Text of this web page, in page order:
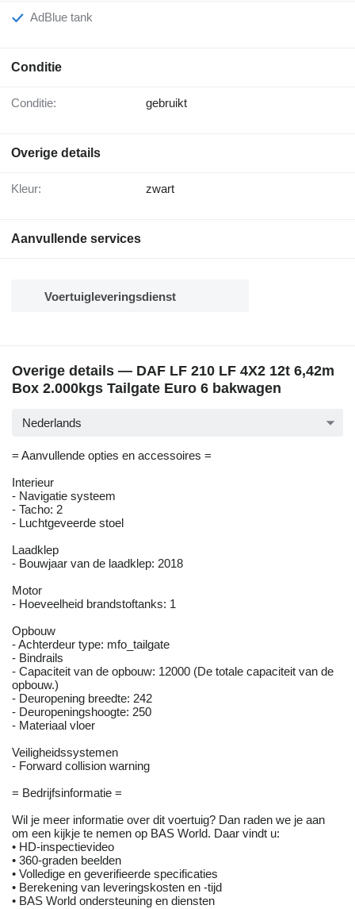
AdBlue tank
Conditie
Conditie: gebruikt
Overige details
Kleur: zwart
Aanvullende services
Voertuigleveringsdienst
Overige details — DAF LF 210 LF 4X2 12t 6,42m
Box 2.000kgs Tailgate Euro 6 bakwagen
Nederlands
= Aanvullende opties en accessoires =
Interieur
- Navigatie systeem
- Tacho: 2
- Luchtgeveerde stoel
Laadklep
- Bouwjaar van de laadklep: 2018
Motor
- Hoeveelheid brandstoftanks: 1
Opbouw
- Achterdeur type: mfo_tailgate
- Bindrails
- Capaciteit van de opbouw: 12000 (De totale capaciteit van de
opbouw.)
- Deuropening breedte: 242
- Deuropeningshoogte: 250
- Materiaal vloer
Veiligheidssystemen
- Forward collision warning
= Bedrijfsinformatie =
Wil je meer informatie over dit voertuig? Dan raden we je aan
om een kijkje te nemen op BAS World. Daar vindt u:
• HD-inspectievideo
• 360-graden beelden
• Volledige en geverifieerde specificaties
• Berekening van leveringskosten en -tijd
• BAS World ondersteuning en diensten